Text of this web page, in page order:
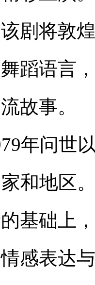
剧将敦
蹈语言
故事。
问世以
和地区
基础上
感表达